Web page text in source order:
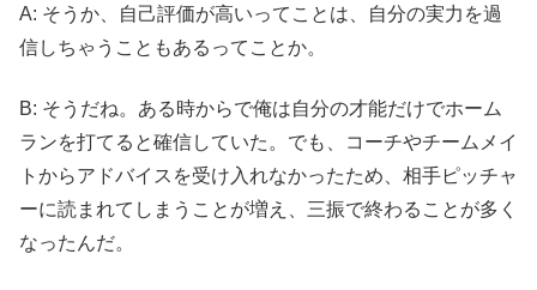
A: そうか、自己評価が高いってことは、自分の実力を過
信しちゃうこともあるってことか。
B: そうだね。ある時からで俺は自分の才能だけでホーム
ランを打てると確信していた。でも、コーチやチームメイ
トからアドバイスを受け入れなかったため、相手ピッチャ
ーに読まれてしまうことが増え、三振で終わることが多く
なったんだ。